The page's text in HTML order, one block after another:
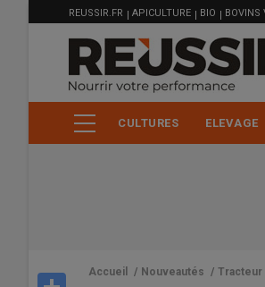
MENU
FILIÈRE
REUSSIR.FR APICULTURE BIO BOVINS
CULTURES ELEVAGE
Accueil / Nouveautés / Tracteur